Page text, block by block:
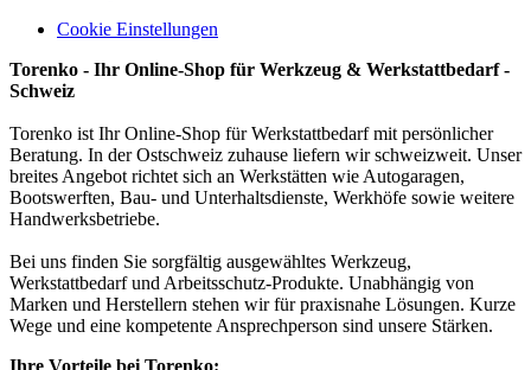
Cookie Einstellungen
Torenko - Ihr Online-Shop für Werkzeug & Werkstattbedarf -
Schweiz
Torenko ist Ihr Online-Shop für Werkstattbedarf mit persönlicher
Beratung. In der Ostschweiz zuhause liefern wir schweizweit. Unser
breites Angebot richtet sich an Werkstätten wie Autogaragen,
Bootswerften, Bau- und Unterhaltsdienste, Werkhöfe sowie weitere
Handwerksbetriebe.
Bei uns finden Sie sorgfältig ausgewähltes Werkzeug,
Werkstattbedarf und Arbeitsschutz-Produkte. Unabhängig von
Marken und Herstellern stehen wir für praxisnahe Lösungen. Kurze
Wege und eine kompetente Ansprechperson sind unsere Stärken.
Ihre Vorteile bei Torenko: